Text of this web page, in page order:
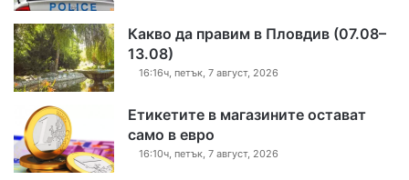
Какво да правим в Пловдив (07.08–
13.08)
16:16ч, петък, 7 август, 2026
Етикетите в магазините остават
само в евро
16:10ч, петък, 7 август, 2026